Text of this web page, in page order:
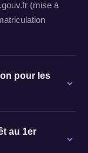
(mise à
pour les
au 1er